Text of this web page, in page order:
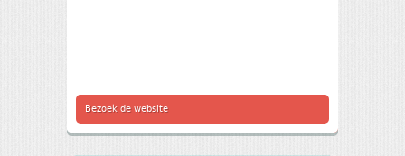
Bezoek de website